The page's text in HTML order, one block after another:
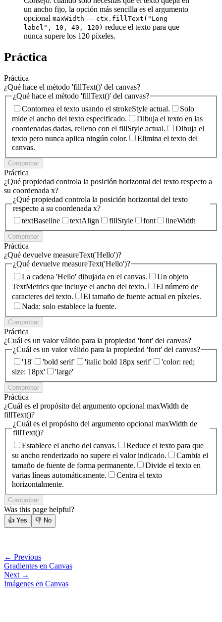
un ancho fijo, la opción más sencilla es el argumento
opcional maxWidth — ctx.fillText("Long
label", 10, 40, 120) reduce el texto para que
nunca supere los 120 píxeles.
Práctica
Práctica
¿Qué hace el método 'fillText()' del canvas?
¿Qué hace el método 'fillText()' del canvas?
Contornea el texto usando el strokeStyle actual.
Solo
mide el ancho del texto especificado.
Dibuja el texto en las
coordenadas dadas, relleno con el fillStyle actual.
Dibuja el
texto pero nunca aplica ningún color.
Elimina el texto del
canvas.
Comprobar
Práctica
¿Qué propiedad controla la posición horizontal del texto respecto a
su coordenada x?
¿Qué propiedad controla la posición horizontal del texto
respecto a su coordenada x?
textBaseline
textAlign fillStyle font lineWidth
Comprobar
Práctica
¿Qué devuelve measureText('Hello')?
¿Qué devuelve measureText('Hello')?
La cadena 'Hello' dibujada en el canvas.
Un objeto
TextMetrics que incluye el ancho del texto.
El número de
caracteres del texto.
El tamaño de fuente actual en píxeles.
Nada: solo establece la fuente.
Comprobar
Práctica
¿Cuál es un valor válido para la propiedad 'font' del canvas?
¿Cuál es un valor válido para la propiedad 'font' del canvas?
'18'
'bold serif' 'italic bold 18px serif'
'color: red;
size: 18px'
'large'
Comprobar
Práctica
¿Cuál es el propósito del argumento opcional maxWidth de
fillText()?
¿Cuál es el propósito del argumento opcional maxWidth de
fillText()?
Establece el ancho del canvas.
Reduce el texto para que
su ancho renderizado no supere el valor indicado.
Cambia el
tamaño de fuente de forma permanente.
Divide el texto en
varias líneas automáticamente.
Centra el texto
horizontalmente.
Comprobar
Was this page helpful?
👍 Yes 👎 No
← Previous
Gradientes en Canvas
Next →
Imágenes en Canvas